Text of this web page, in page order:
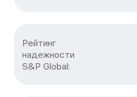
Рейтинг
надежности
S&P Global: